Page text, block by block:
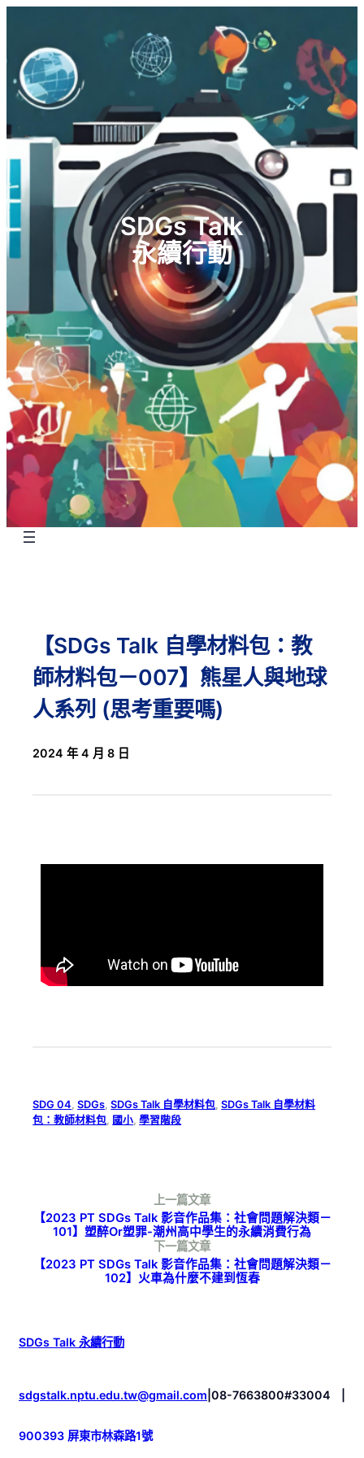
SDGs Talk
永續行動
【SDGs Talk 自學材料包：教
師材料包－007】熊星人與地球
人系列 (思考重要嗎)
2024 年 4 月 8 日
SDG 04 , SDGs , SDGs Talk 自學材料包 , SDGs Talk 自學材料
包：教師材料包
國小 , 學習階段
上一篇文章
【2023 PT SDGs Talk 影音作品集：社會問題解決類－
101】塑醉or塑罪-潮州高中學生的永續消費行為
下一篇文章
【2023 PT SDGs Talk 影音作品集：社會問題解決類－
102】火車為什麼不建到恆春
SDGs Talk 永續行動
sdgstalk.nptu.edu.tw@gmail.com 08-7663800#33004
900393 屏東市林森路1號